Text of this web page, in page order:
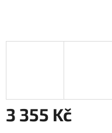
3 355 Kč